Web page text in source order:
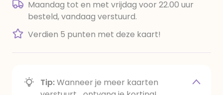
Maandag tot en met vrijdag voor 22.00 uur
besteld, vandaag verstuurd.
Verdien 5 punten met deze kaart!
Tip:Wanneer je meer kaarten